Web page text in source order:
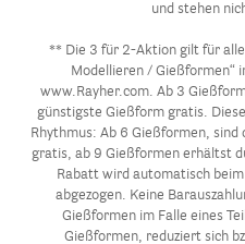
und stehen
** Die 3 für 2-Aktion gilt für
Modellieren / Gießformen“
www.Rayher.com. Ab 3
günstigste Gießform gratis.
Rhythmus: Ab 6 Gießformen,
gratis, ab 9 Gießformen erhältst
Rabatt wird automatisch
abgezogen. Keine
Gießformen im Falle eines
Gießformen, reduziert sich